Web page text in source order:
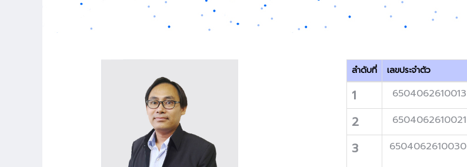
ลำดับที่ เลขประจำตัว
1 6504062610013
2 6504062610021
3 6504062610030